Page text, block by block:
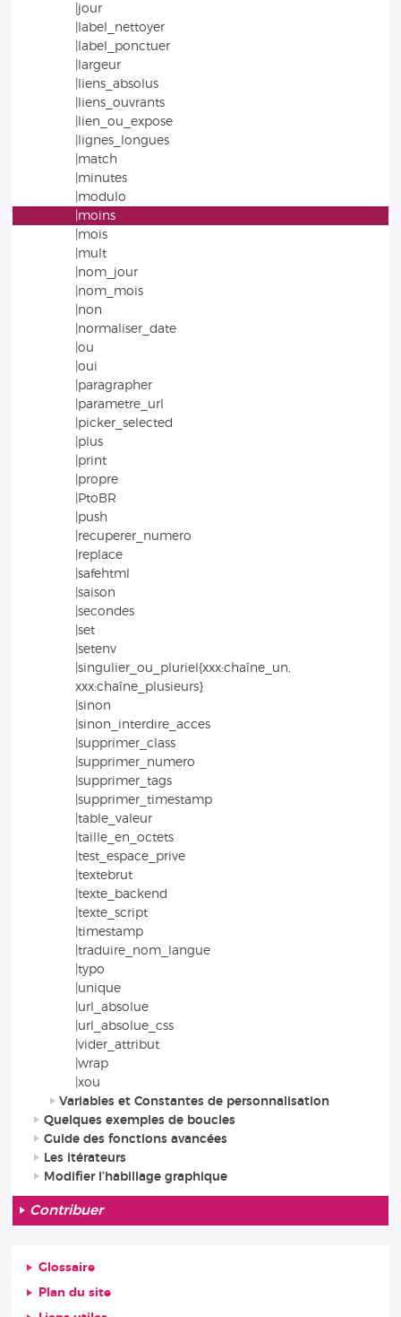
|jour
|label_nettoyer
|label_ponctuer
|largeur
|liens_absolus
|liens_ouvrants
|lien_ou_expose
|lignes_longues
|match
|minutes
|modulo
|moins
|mois
|mult
|nom_jour
|nom_mois
|non
|normaliser_date
|ou
|oui
|paragrapher
|parametre_url
|picker_selected
|plus
|print
|propre
|PtoBR
|push
|recuperer_numero
|replace
|safehtml
|saison
|secondes
|set
|setenv
|singulier_ou_pluriel{xxx:chaîne_un,
xxx:chaîne_plusieurs}
|sinon
|sinon_interdire_acces
|supprimer_class
|supprimer_numero
|supprimer_tags
|supprimer_timestamp
|table_valeur
|taille_en_octets
|test_espace_prive
|textebrut
|texte_backend
|texte_script
|timestamp
|traduire_nom_langue
|typo
|unique
|url_absolue
|url_absolue_css
|vider_attribut
|wrap
|xou
Variables et Constantes de personnalisation
Quelques exemples de boucles
Guide des fonctions avancées
Les itérateurs
Modifier l’habillage graphique
Contribuer
Glossaire
Plan du site